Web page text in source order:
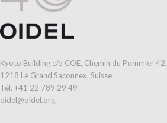
Kyoto Building c/o COE, Chemin du Pommier 42,
1218 Le Grand Saconnex, Suisse
Tél. +41 22 789 29 49
oidel@oidel.org